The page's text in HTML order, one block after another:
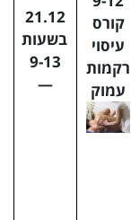
קורס
עיסוי
רקמות
עמוק
21.12
בשעות
9-13
—